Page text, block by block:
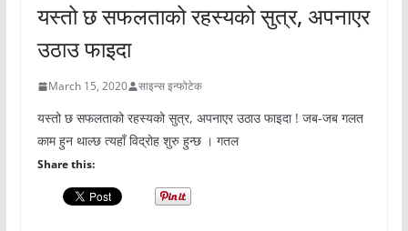
यस्तो छ सफलताको रहस्यको सुत्र, अपनाएर
उठाउ फाइदा
March 15, 2020 साइन्स इन्फोटेक
यस्तो छ सफलताको रहस्यको सुत्र, अपनाएर उठाउ फाइदा ! जब-जब गलत
काम हुन थाल्छ त्यहाँ विद्रोह शुरु हुन्छ । गतल
Share this: